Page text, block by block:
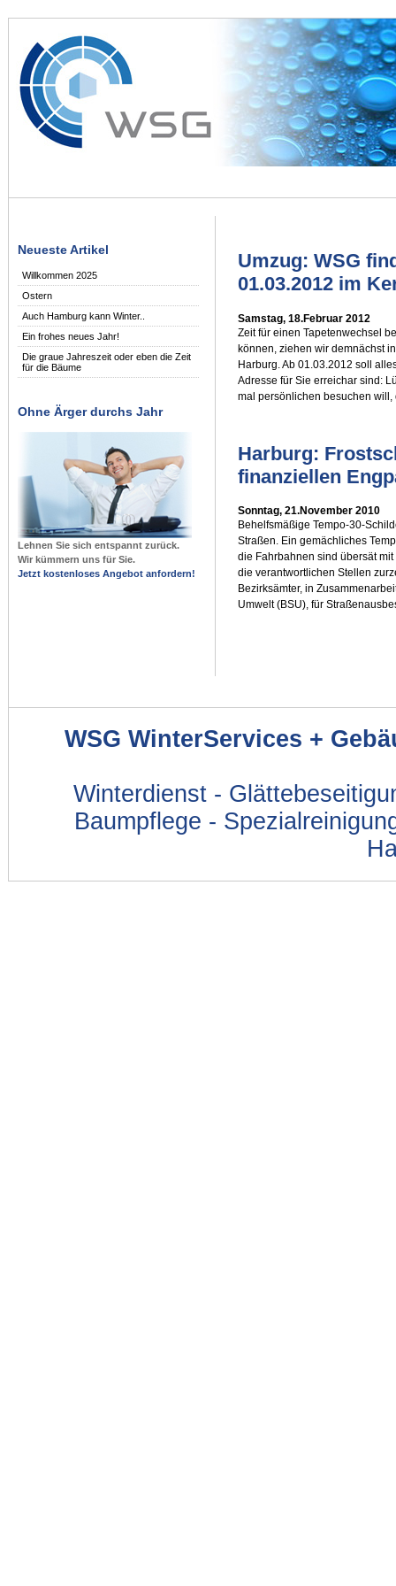
Neueste Artikel
Willkommen 2025
Ostern
Auch Hamburg kann Winter..
Ein frohes neues Jahr!
Die graue Jahreszeit oder eben die Zeit
für die Bäume
Ohne Ärger durchs Jahr
Lehnen Sie sich entspannt zurück.
Wir kümmern uns für Sie.
Jetzt kostenloses Angebot anfordern!
Umzug: WSG
01.03.2012 im
Samstag, 18.Februar 2012
Zeit für einen Tapetenwechsel
können, ziehen wir demnächst
Harburg. Ab 01.03.2012 soll
Adresse für Sie erreichar sind:
mal persönlichen besuchen
Harburg:
finanziellen
Sonntag, 21.November 2010
Behelfsmäßige Tempo-30-
Straßen. Ein gemächliches
die Fahrbahnen sind übersät
die verantwortlichen Stellen
Bezirksämter, in
Umwelt (BSU), für
WSG WinterServices +
Winterdienst -
Baumpflege -